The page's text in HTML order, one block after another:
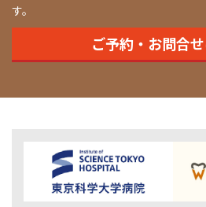
す。
ご予約・お問合